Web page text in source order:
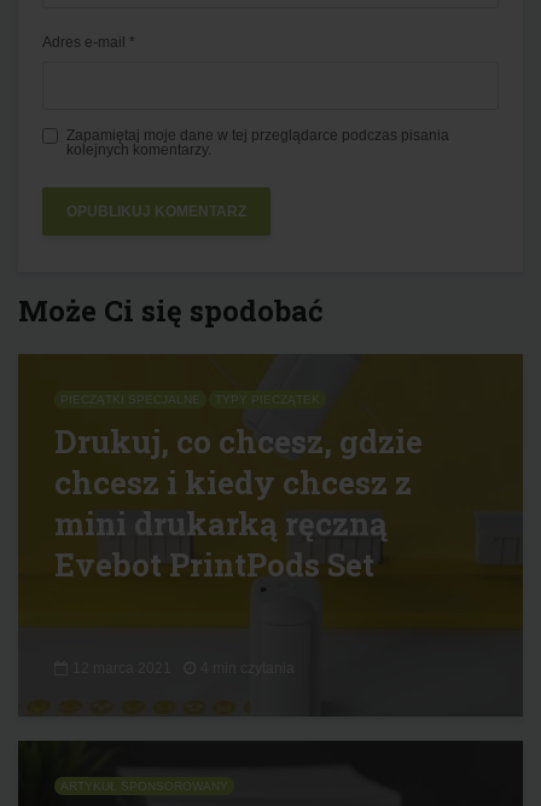
Adres e-mail *
Zapamiętaj moje dane w tej przeglądarce podczas pisania
kolejnych komentarzy.
Może Ci się spodobać
PIECZĄTKI SPECJALNE TYPY PIECZĄTEK
Drukuj, co chcesz, gdzie
chcesz i kiedy chcesz z
mini drukarką ręczną
Evebot PrintPods Set
ARTYKUŁ SPONSOROWANY